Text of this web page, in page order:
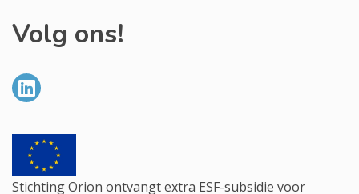
Volg ons!
Stichting Orion ontvangt extra ESF-subsidie voor